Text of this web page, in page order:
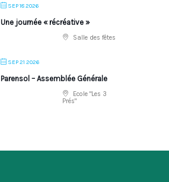
SEP 18 2026
Une journée « récréative »
Salle des fêtes
SEP 21 2026
Parensol – Assemblée Générale
Ecole "Les 3
Prés"